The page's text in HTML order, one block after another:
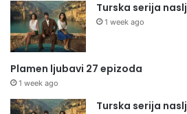
Turska serija
1 week ago
Plamen ljubavi 27 epizoda
1 week ago
Turska serija